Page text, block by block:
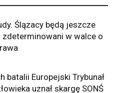
Ślązacy będą jeszcze
zdeterminowani w walce o
batalii Europejski Trybunał
uznał skargę SONŚ